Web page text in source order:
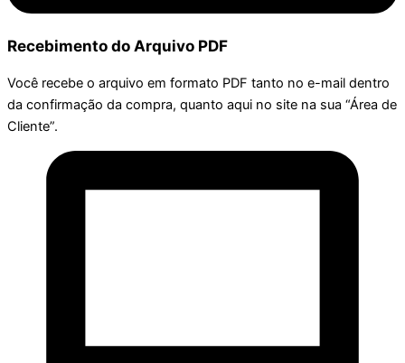
Recebimento do Arquivo PDF
Você recebe o arquivo em formato PDF tanto no e-mail dentro
da confirmação da compra, quanto aqui no site na sua “Área de
Cliente”.